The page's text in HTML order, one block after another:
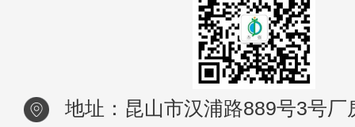
地址：昆山市汉浦路889号3号厂